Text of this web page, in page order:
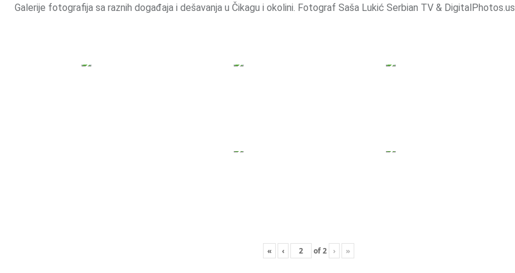
Galerije fotografija sa raznih događaja i dešavanja u Čikagu i okolini. Fotograf Saša Lukić Serbian TV & DigitalPhotos.us
« ‹ of2 › »